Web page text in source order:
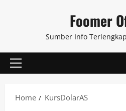
Foomer
Sumber Info
Primary
Home
KursDolarAS